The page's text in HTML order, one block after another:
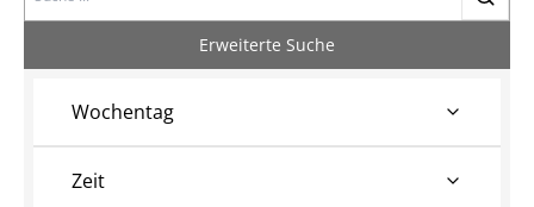
Erweiterte Suche
Wochentag
Zeit